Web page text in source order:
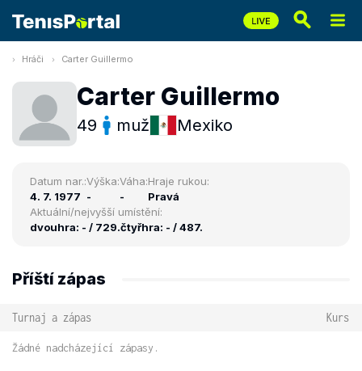
Hráči Carter Guillermo
Carter Guillermo
49 muž Mexiko
Datum nar.:
4. 7. 1977
Výška:
-
Váha:
-
Hraje rukou:
Pravá
Aktuální/nejvyšší umístění:
dvouhra: - / 729.čtyřhra: - / 487.
Příští zápas
Turnaj a zápas Kurs
Žádné nadcházející zápasy.